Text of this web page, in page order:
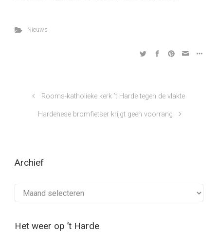
Nieuws
Rooms-katholieke kerk ’t Harde tegen de vlakte
Hardenese bromfietser krijgt geen voorrang
Archief
Het weer op ’t Harde